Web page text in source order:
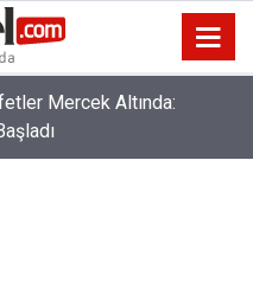
Mercek Altında: